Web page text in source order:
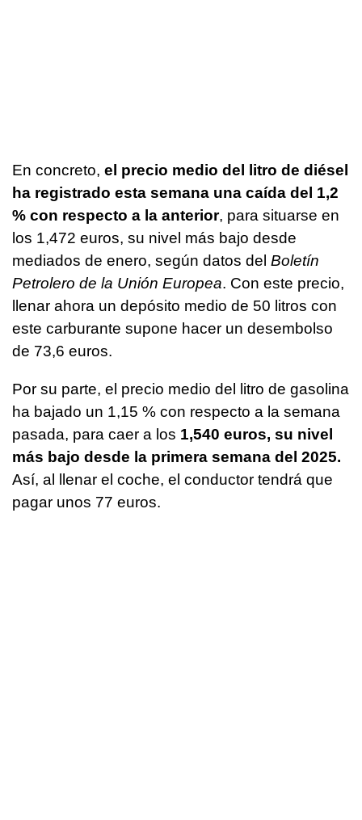
En concreto, el precio medio del litro de diésel
ha registrado esta semana una caída del 1,2
% con respecto a la anterior, para situarse en
los 1,472 euros, su nivel más bajo desde
mediados de enero, según datos del Boletín
Petrolero de la Unión Europea. Con este precio,
llenar ahora un depósito medio de 50 litros con
este carburante supone hacer un desembolso
de 73,6 euros.
Por su parte, el precio medio del litro de gasolina
ha bajado un 1,15 % con respecto a la semana
pasada, para caer a los 1,540 euros, su nivel
más bajo desde la primera semana del 2025.
Así, al llenar el coche, el conductor tendrá que
pagar unos 77 euros.